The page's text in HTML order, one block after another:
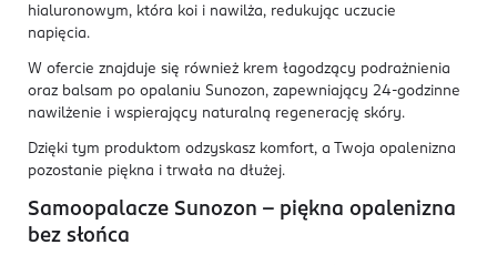
hialuronowym, która koi i nawilża, redukując uczucie
napięcia.
W ofercie znajduje się również krem łagodzący podrażnienia
oraz balsam po opalaniu Sunozon, zapewniający 24-godzinne
nawilżenie i wspierający naturalną regenerację skóry.
Dzięki tym produktom odzyskasz komfort, a Twoja opalenizna
pozostanie piękna i trwała na dłużej.
Samoopalacze Sunozon – piękna opalenizna
bez słońca